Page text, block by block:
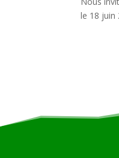
le 18 juin